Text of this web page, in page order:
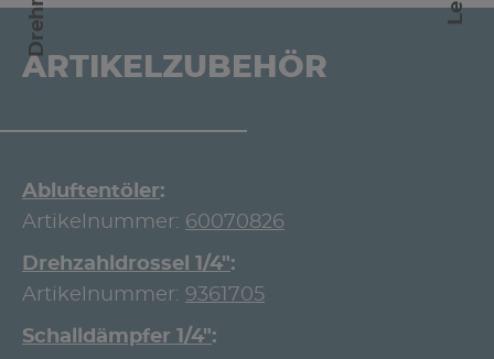
ARTIKELZUBEHÖR
Abluftentöler
Artikelnummer: 60070826
Drehzahldrossel 1/4"
Artikelnummer: 9361705
Schalldämpfer 1/4"